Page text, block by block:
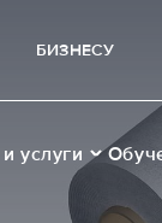
БИЗНЕСУ
услуги